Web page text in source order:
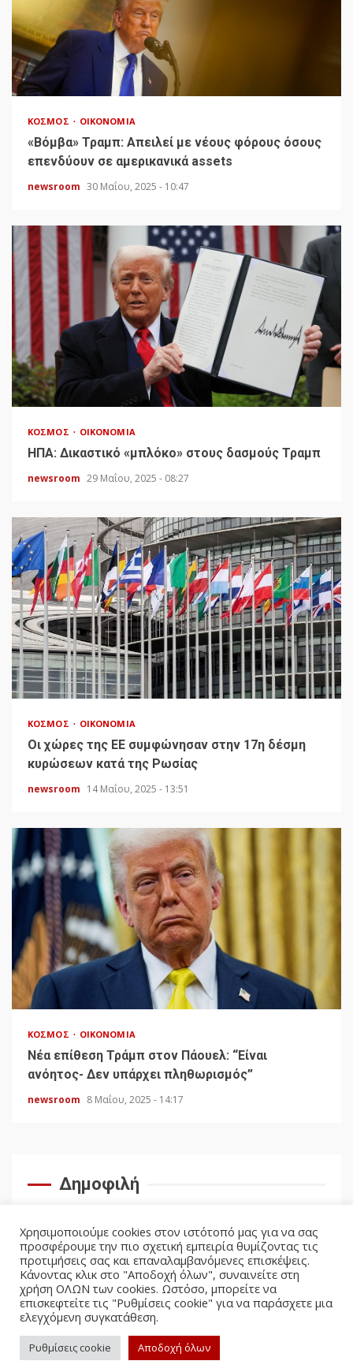
ΚΌΣΜΟΣ ΟΙΚΟΝΟΜΊΑ
«Bόμβα» Τραμπ: Απειλεί με νέους φόρους όσους
επενδύουν σε αμερικανικά assets
newsroom 30 Μαΐου, 2025 - 10:47
ΚΌΣΜΟΣ ΟΙΚΟΝΟΜΊΑ
HΠΑ: Δικαστικό «μπλόκο» στους δασμούς Τραμπ
newsroom 29 Μαΐου, 2025 - 08:27
ΚΌΣΜΟΣ ΟΙΚΟΝΟΜΊΑ
Οι χώρες της ΕΕ συμφώνησαν στην 17η δέσμη
κυρώσεων κατά της Ρωσίας
newsroom 14 Μαΐου, 2025 - 13:51
ΚΌΣΜΟΣ ΟΙΚΟΝΟΜΊΑ
Νέα επίθεση Τράμπ στον Πάουελ: “Είναι
ανόητος- Δεν υπάρχει πληθωρισμός”
newsroom 8 Μαΐου, 2025 - 14:17
Δημοφιλή
Politicus.gr Copyright © All rights reserved.
Χρησιμοποιούμε cookies στον ιστότοπό μας για να σας
προσφέρουμε την πιο σχετική εμπειρία θυμίζοντας τις
προτιμήσεις σας και επαναλαμβανόμενες επισκέψεις.
Κάνοντας κλικ στο "Αποδοχή όλων", συναινείτε στη
χρήση ΟΛΩΝ των cookies. Ωστόσο, μπορείτε να
επισκεφτείτε τις "Ρυθμίσεις cookie" για να παράσχετε μια
ελεγχόμενη συγκατάθεση.
Ρυθμίσεις cookie Αποδοχή όλων